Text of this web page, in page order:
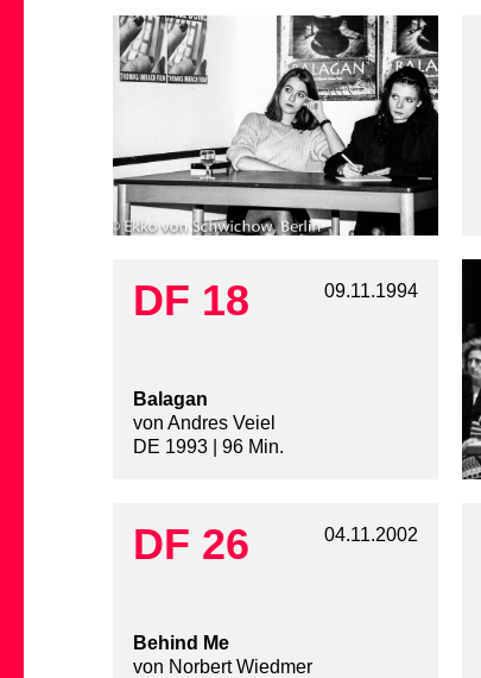
DF 18 09.11.1994
Balagan
von Andres Veiel
DE 1993 | 96 Min.
DF 26 04.11.2002
Behind Me
von Norbert Wiedmer